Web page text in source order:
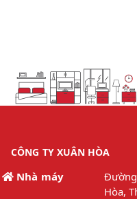
CÔNG TY XUÂN HÒA
Nhà máy
Hòa,